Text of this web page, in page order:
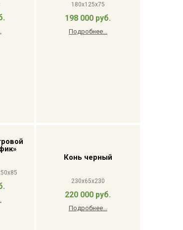
180x125x75
198 000 руб.
Подробнее...
Конь черный
230x65x230
220 000 руб.
Подробнее...